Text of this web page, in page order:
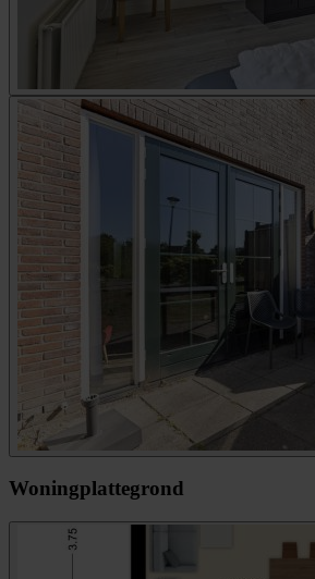
Woningplattegrond